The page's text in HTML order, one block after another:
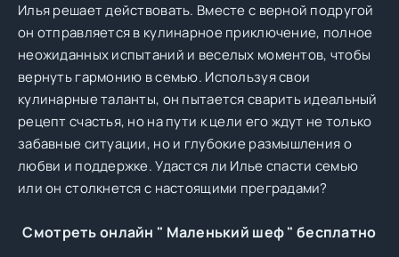
Илья решает действовать. Вместе с верной подругой
он отправляется в кулинарное приключение, полное
неожиданных испытаний и веселых моментов, чтобы
вернуть гармонию в семью. Используя свои
кулинарные таланты, он пытается сварить идеальный
рецепт счастья, но на пути к цели его ждут не только
забавные ситуации, но и глубокие размышления о
любви и поддержке. Удастся ли Илье спасти семью
или он столкнется с настоящими преградами?
Смотреть онлайн " Маленький шеф " бесплатно